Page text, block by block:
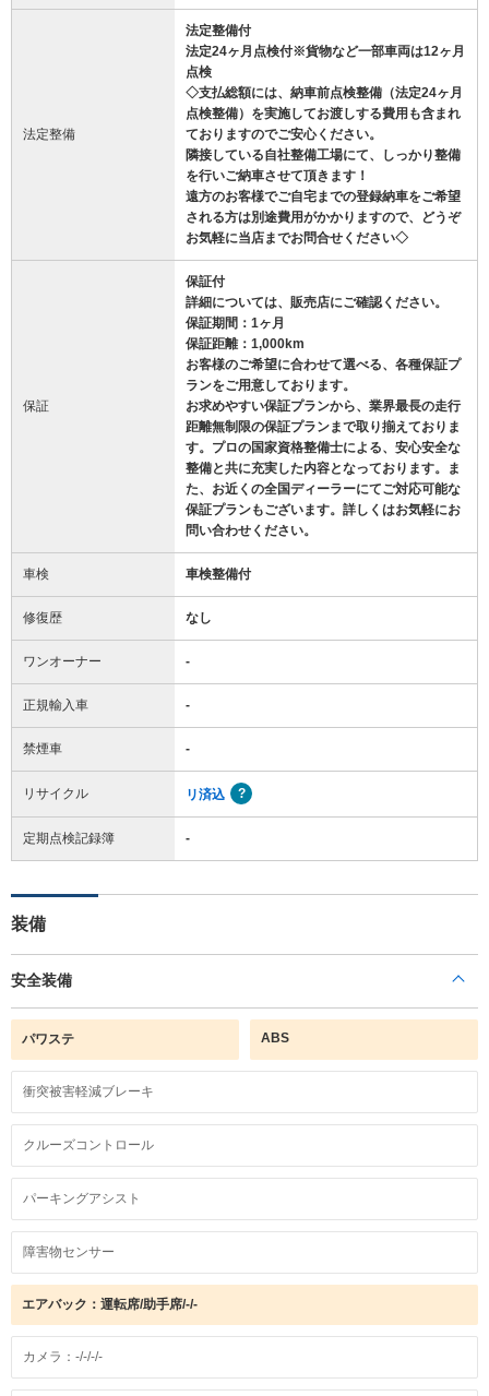
法定整備
法定整備付
法定24ヶ月点検付※貨物など一部車両は12ヶ月
点検
◇支払総額には、納車前点検整備（法定24ヶ月
点検整備）を実施してお渡しする費用も含まれ
ておりますのでご安心ください。
隣接している自社整備工場にて、しっかり整備
を行いご納車させて頂きます！
遠方のお客様でご自宅までの登録納車をご希望
される方は別途費用がかかりますので、どうぞ
お気軽に当店までお問合せください◇
保証
保証付
詳細については、販売店にご確認ください。
保証期間：1ヶ月
保証距離：1,000km
お客様のご希望に合わせて選べる、各種保証プ
ランをご用意しております。
お求めやすい保証プランから、業界最長の走行
距離無制限の保証プランまで取り揃えておりま
す。プロの国家資格整備士による、安心安全な
整備と共に充実した内容となっております。ま
た、お近くの全国ディーラーにてご対応可能な
保証プランもございます。詳しくはお気軽にお
問い合わせください。
車検 車検整備付
修復歴 なし
ワンオーナー -
正規輸入車 -
禁煙車 -
リサイクル リ済込
定期点検記録簿 -
装備
安全装備
パワステ ABS
衝突被害軽減ブレーキ
クルーズコントロール
パーキングアシスト
障害物センサー
エアバック：運転席/助手席/-/-
カメラ：-/-/-/-